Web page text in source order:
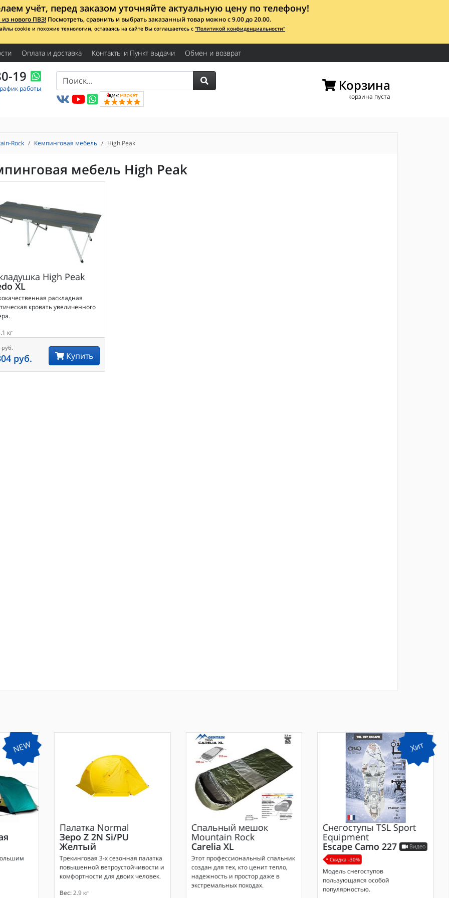
учёт, перед заказом уточняйте актуальную цену по телефону!
нового ПВЗ! Посмотреть, сравнить и выбрать заказанный товар можно с 9.00 до 20.00.
cookie и похожие технологии, оставаясь на сайте Вы соглашаетесь с "Политикой конфиденциальности"
Оплата и доставка Контакты и Пункт выдачи Обмен и возврат
19
работы Корзина
корзина пуста
Rock Кемпинговая мебель High Peak
мебель High Peak
High Peak
XL
раскладная
кровать увеличенного
кг
руб.
руб. Купить
NEW
Палатка Normal
Зеро Z 2N Si/PU
Желтый
Трекинговая 3-х сезонная палатка
повышенной ветроустойчивости и
комфортности для двоих человек.
Вес:2.9 кг
Спальный мешок
Mountain Rock
Carelia XL
Этот профессиональный спальник
создан для тех, кто ценит тепло,
надежность и простор даже в
экстремальных походах.
Хит
Снегоступы TSL Sport
Equipment
Escape Camo 227 Видео
Скидка -30%
Модель снегоступов
пользующаяся особой
популярностью.